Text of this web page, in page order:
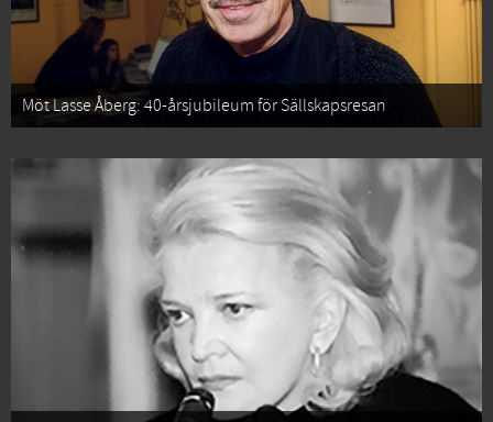
Möt Lasse Åberg: 40-årsjubileum för Sällskapsresan